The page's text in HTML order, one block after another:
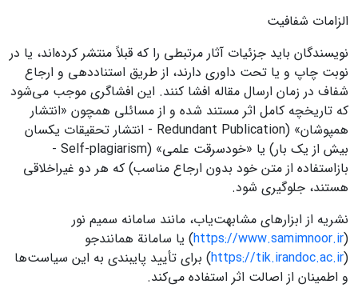
الزامات شفافیت
نویسندگان باید جزئیات آثار مرتبطی را که قبلاً منتشر کرده‌اند، یا در
نوبت چاپ و یا تحت داوری دارند، از طریق استناددهی و ارجاع
شفاف در زمان ارسال مقاله افشا کنند. این افشاگری موجب می‌شود
که تاریخچه کامل اثر مستند شده و از مسائلی همچون «انتشار
همپوشان» (Redundant Publication - انتشار تحقیقات یکسان
بیش از یک بار) یا «خودسرقت علمی» (Self-plagiarism -
بازاستفاده از متن خود بدون ارجاع مناسب) که هر دو غیراخلاقی
هستند، جلوگیری شود.
نشریه از ابزارهای مشابهت‌یاب، مانند سامانه سمیم نور
(
https://www.samimnoor.ir) یا سامانة همانندجو
(
https://tik.irandoc.ac.ir) برای تأیید پایبندی به این سیاست‌ها
و اطمینان از اصالت اثر استفاده می‌کند.